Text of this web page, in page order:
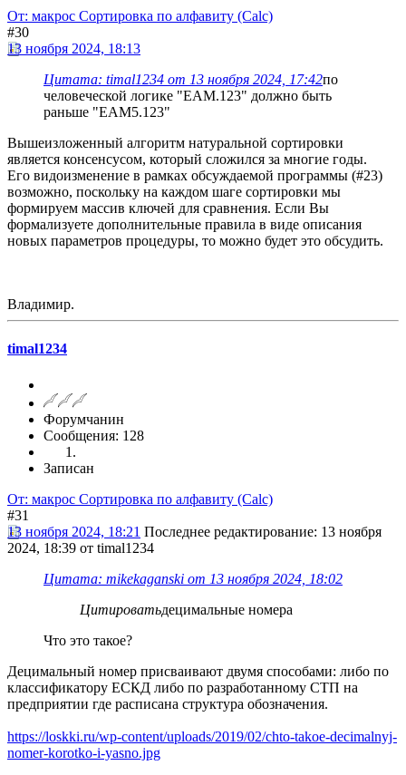
От: макрос Сортировка по алфавиту (Calc)
#30
13 ноября 2024, 18:13
Цитата: timal1234 от 13 ноября 2024, 17:42по
человеческой логике "ЕАМ.123" должно быть
раньше "ЕАМ5.123"
Вышеизложенный алгоритм натуральной сортировки
является консенсусом, который сложился за многие годы.
Его видоизменение в рамках обсуждаемой программы (#23)
возможно, поскольку на каждом шаге сортировки мы
формируем массив ключей для сравнения. Если Вы
формализуете дополнительные правила в виде описания
новых параметров процедуры, то можно будет это обсудить.
Владимир.
timal1234
Форумчанин
Сообщения: 128
Записан
От: макрос Сортировка по алфавиту (Calc)
#31
13 ноября 2024, 18:21 Последнее редактирование: 13 ноября
2024, 18:39 от timal1234
Цитата: mikekaganski от 13 ноября 2024, 18:02
Цитироватьдецимальные номера
Что это такое?
Децимальный номер присваивают двумя способами: либо по
классификатору ЕСКД либо по разработанному СТП на
предприятии где расписана структура обозначения.
https://loskki.ru/wp-content/uploads/2019/02/chto-takoe-decimalnyj-
nomer-korotko-i-yasno.jpg